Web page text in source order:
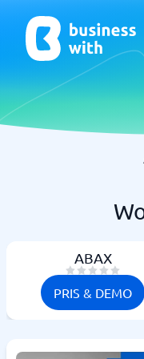
ABAX
PRIS & DEMO